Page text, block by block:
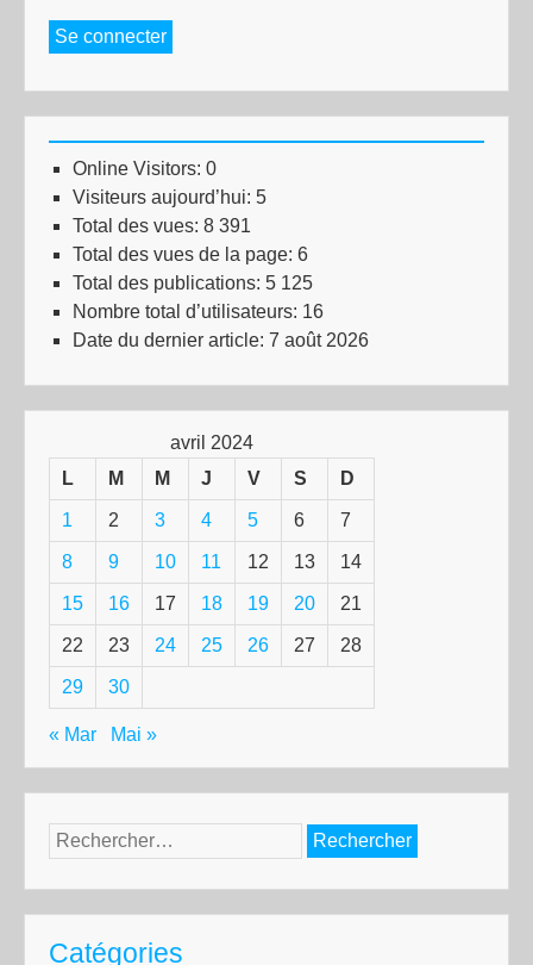
Se connecter
Online Visitors: 0
Visiteurs aujourd’hui: 5
Total des vues: 8 391
Total des vues de la page: 6
Total des publications: 5 125
Nombre total d’utilisateurs: 16
Date du dernier article: 7 août 2026
avril 2024
L
M M J V S D
1 2 3 4 5 6 7
8 9 10 11 12 13 14
15 16 17 18 19 20 21
22 23 24 25 26 27 28
29 30
« Mar Mai »
Rechercher :
Catégories